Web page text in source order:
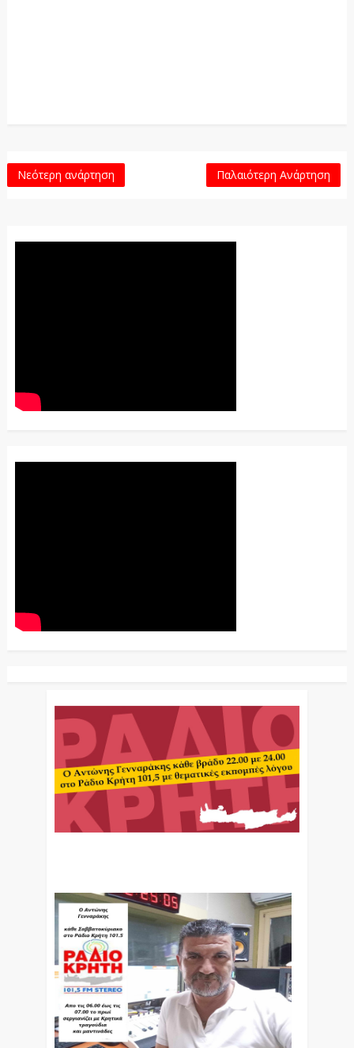
Νεότερη ανάρτηση Παλαιότερη Ανάρτηση